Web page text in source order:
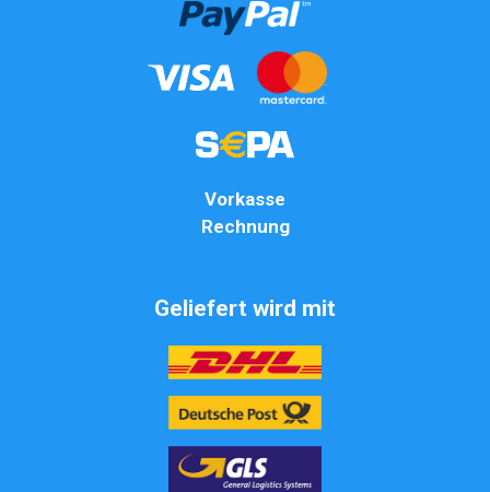
Vorkasse
Rechnung
Geliefert wird mit